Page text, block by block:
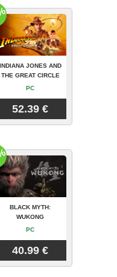
INDIANA JONES AND
THE GREAT CIRCLE
PC
52.39 €
BLACK MYTH:
WUKONG
PC
40.99 €